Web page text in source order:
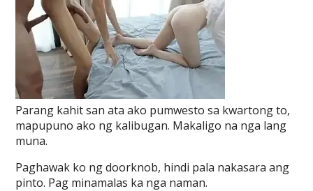
Parang kahit san ata ako pumwesto sa kwartong to,
mapupuno ako ng kalibugan. Makaligo na nga lang
muna.
Paghawak ko ng doorknob, hindi pala nakasara ang
pinto. Pag minamalas ka nga naman.